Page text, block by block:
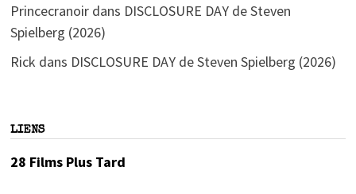
Princecranoirdans DISCLOSURE DAY de Steven
Spielberg (2026)
Rick dans DISCLOSURE DAY de Steven Spielberg (2026)
LIENS
28 Films Plus Tard